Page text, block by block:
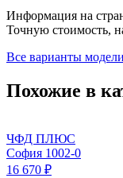
Информация на
Точную стоимость,
Все варианты модели
Похожие в
ЧФД ПЛЮС
София 1002-0
16 670 ₽